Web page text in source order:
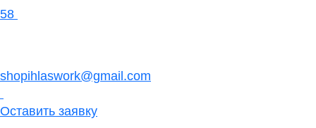
58
shopihlaswork@gmail.com
Оставить заявку